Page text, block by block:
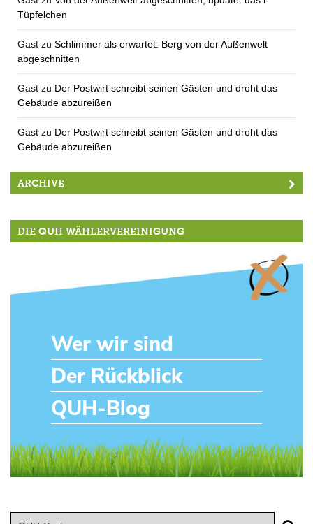
Tüpfelchen
Gast zu Schlimmer als erwartet: Berg von der Außenwelt
abgeschnitten
Gast zu Der Postwirt schreibt seinen Gästen und droht das
Gebäude abzureißen
Gast zu Der Postwirt schreibt seinen Gästen und droht das
Gebäude abzureißen
ARCHIVE
DIE QUH WÄHLERVEREINIGUNG
Wer wir sind
Der Rückblick
QUH-Blog